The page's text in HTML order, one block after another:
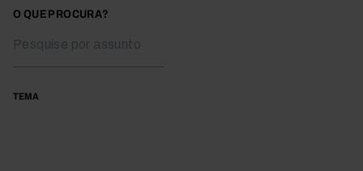
O QUE PROCURA?
TEMA